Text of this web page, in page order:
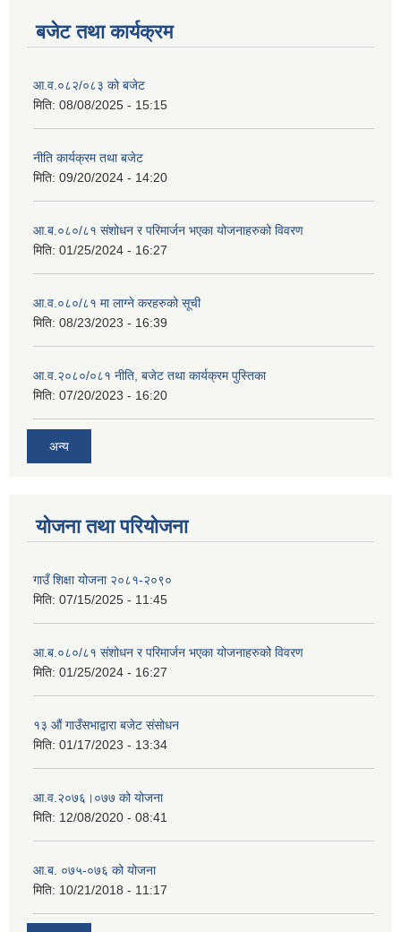
बजेट तथा कार्यक्रम
आ.व.०८२/०८३ को बजेट
मिति: 08/08/2025 - 15:15
नीति कार्यक्रम तथा बजेट
मिति: 09/20/2024 - 14:20
आ.ब.०८०/८१ संशोधन र परिमार्जन भएका योजनाहरुको विवरण
मिति: 01/25/2024 - 16:27
आ.व.०८०/८१ मा लाग्ने करहरुको सूची
मिति: 08/23/2023 - 16:39
आ.व.२०८०/०८१ नीति, बजेट तथा कार्यक्रम पुस्तिका
मिति: 07/20/2023 - 16:20
अन्य
योजना तथा परियोजना
गाउँ शिक्षा योजना २०८१-२०९०
मिति: 07/15/2025 - 11:45
आ.ब.०८०/८१ संशोधन र परिमार्जन भएका योजनाहरुको विवरण
मिति: 01/25/2024 - 16:27
१३ औं गाउँसभाद्वारा बजेट संसोधन
मिति: 01/17/2023 - 13:34
आ‍.व.२०७६।०७७ को योजना
मिति: 12/08/2020 - 08:41
आ.ब. ०७५-०७६ को योजना
मिति: 10/21/2018 - 11:17